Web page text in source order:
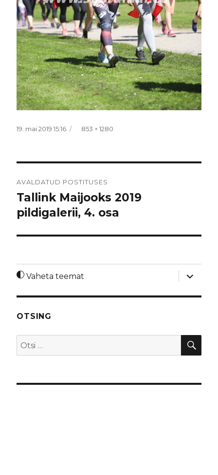
Postitatud
19. mai 2019 15:16 Täissuurus
853 × 1280
AVALDATUD POSTITUSES
Tallink Maijooks 2019
pildigalerii, 4. osa
Vaheta teemat
laienda
OTSING
Otsi: